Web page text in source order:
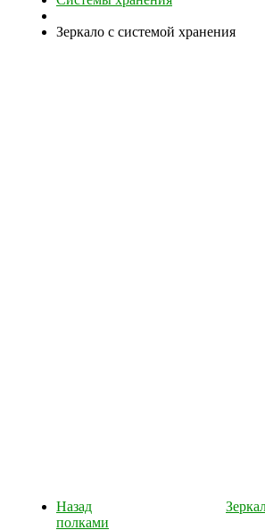
Зеркало с системой хранения
Назад
полками